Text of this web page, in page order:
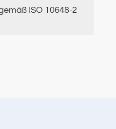
ISO 10648-2